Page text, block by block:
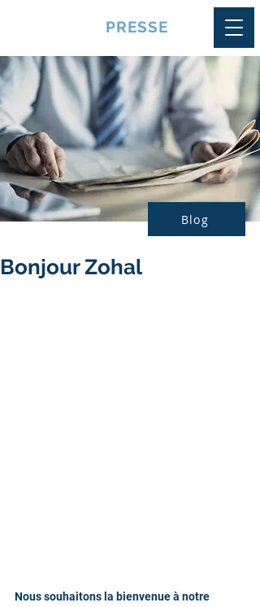
PRESSE
Blog
Bonjour Zohal
Nous souhaitons la bienvenue à notre